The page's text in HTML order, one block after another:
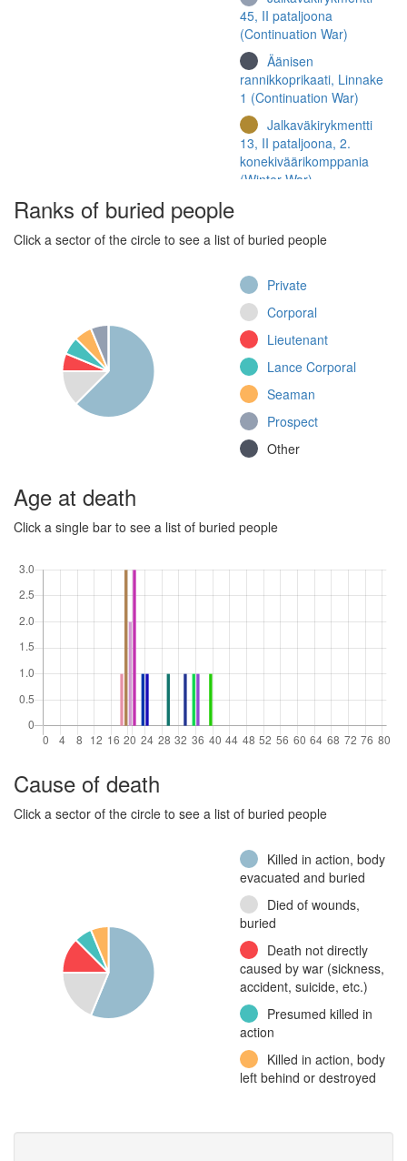
45, II pataljoona
(Continuation War)
Äänisen
rannikkoprikaati, Linnake
1 (Continuation War)
Jalkaväkirykmentti
13, II pataljoona, 2.
konekiväärikomppania
(Winter War)
6, 6. komppania
Jalkaväkirykmentti
35, 2.
konekiväärikomppania
(Continuation War)
Jalkaväkirykmentti
25, 9. komppania
(Continuation War)
Jalkaväkirykmentti
26, II pataljoona
Continuation War)
(Continuation War)
Jalkaväkirykmentti
28, 8. komppania
Ranks of buried people
Click a sector of the circle to see a list of buried people
Private
Corporal
Lieutenant
Lance Corporal
Seaman
Prospect
Other
Age at death
Click a single bar to see a list of buried people
Cause of death
Click a sector of the circle to see a list of buried people
Killed in action, body
evacuated and buried
Died of wounds,
buried
Death not directly
caused by war (sickness,
accident, suicide, etc.)
Presumed killed in
action
Killed in action, body
left behind or destroyed